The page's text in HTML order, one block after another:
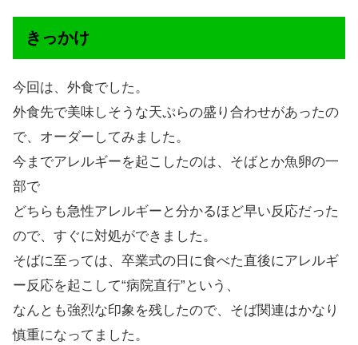
きっかけ
今回は、外食でした。
外食先で美味しそうな天ぷらの盛り合わせがあったの
で、オーダーしてみました。
今までアレルギーを起こしたのは、そばとか魚卵の一
部で
どちらも急性アレルギーと分かるほど早い反応だった
ので、すぐに対処ができました。
そばに至っては、卒業式の日に食べた直後にアレルギ
ー反応を起こして“病院直行”という、
なんとも強烈な印象を残したので、そば関連はかなり
慎重になってました。